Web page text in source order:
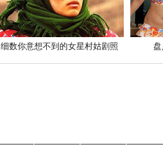
细数你意想不到的女星村姑剧照